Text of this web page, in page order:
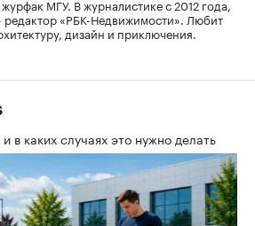
МГУ. В журналистике с 2012 года,
редактор «РБК-Недвижимости». Любит
дизайн и приключения.
в каких случаях это нужно делать